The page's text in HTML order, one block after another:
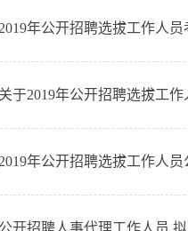
年公开招聘选拔工作人
于2019年公开招聘选拔工
年公开招聘选拔工作人员